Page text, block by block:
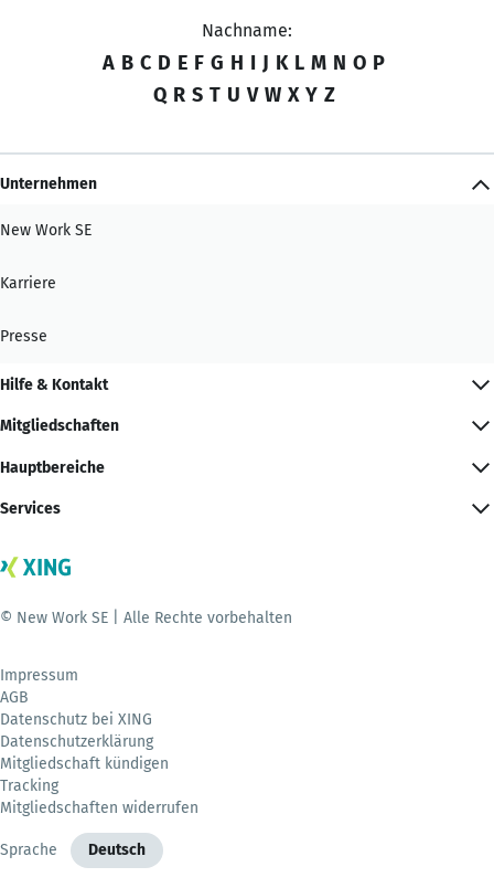
Nachname:
A B C D E F G H I J K L M N O P
Q R S T U V W X Y Z
Unternehmen
New Work SE
Karriere
Presse
Hilfe & Kontakt
Mitgliedschaften
Hauptbereiche
Services
© New Work SE | Alle Rechte vorbehalten
Impressum
AGB
Datenschutz bei XING
Datenschutzerklärung
Mitgliedschaft kündigen
Tracking
Mitgliedschaften widerrufen
Sprache Deutsch